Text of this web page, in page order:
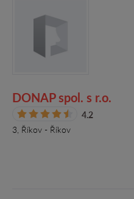
DONAP spol. s r.o.
4.2
3, Říkov - Říkov